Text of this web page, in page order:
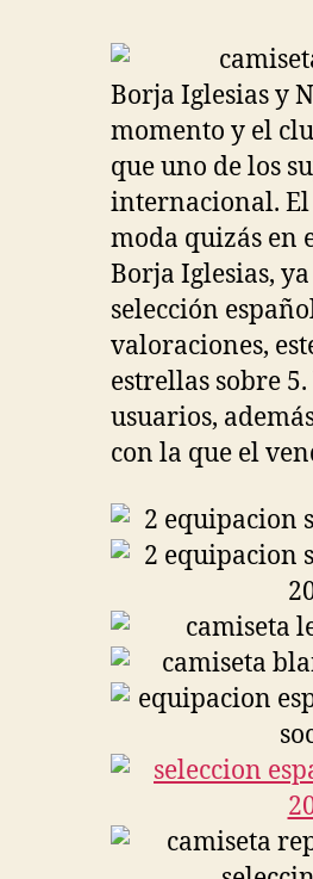
Borja Iglesias y
momento y el
que uno de los
internacional. El
moda quizás en
Borja Iglesias,
selección
valoraciones,
estrellas sobre
usuarios,
con la que el